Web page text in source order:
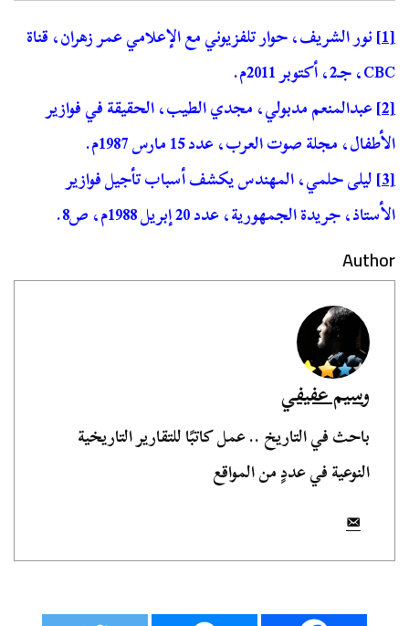
[1] نور الشريف، حوار تلفزيوني مع الإعلامي عمر زهران، قناة
CBC، جـ2، أكتوبر 2011م.
[2] عبدالمنعم مدبولي، مجدي الطيب، الحقيقة في فوازير
الأطفال، مجلة صوت العرب، عدد 15 مارس 1987م.
[3] ليلى حلمي، المهندس يكشف أسباب تأجيل فوازير
الأستاذ، جريدة الجمهورية، عدد 20 إبريل 1988م، ص8.
Author
وسيم عفيفي
باحث في التاريخ .. عمل كاتبًا للتقارير التاريخية
النوعية في عددٍ من المواقع